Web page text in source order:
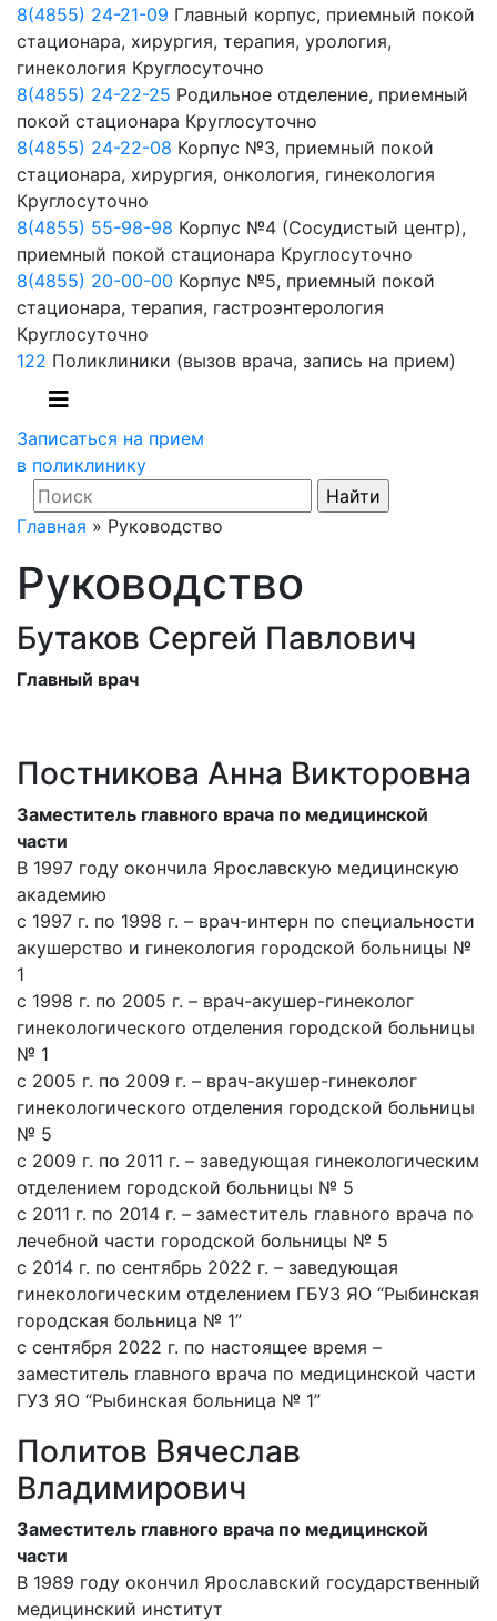
8(4855) 24-21-09 Главный корпус, приемный покой
стационара, хирургия, терапия, урология,
гинекология Круглосуточно
8(4855) 24-22-25 Родильное отделение, приемный
покой стационара Круглосуточно
8(4855) 24-22-08 Корпус №3, приемный покой
стационара, хирургия, онкология, гинекология
Круглосуточно
8(4855) 55-98-98 Корпус №4 (Сосудистый центр),
приемный покой стационара Круглосуточно
8(4855) 20-00-00 Корпус №5, приемный покой
стационара, терапия, гастроэнтерология
Круглосуточно
122 Поликлиники (вызов врача, запись на прием)
Записаться на прием
в поликлинику
Главная » Руководство
Руководство
Бутаков Сергей Павлович
Главный врач
Постникова Анна Викторовна
Заместитель главного врача по медицинской
части
В 1997 году окончила Ярославскую медицинскую
академию
с 1997 г. по 1998 г. – врач-интерн по специальности
акушерство и гинекология городской больницы №
1
с 1998 г. по 2005 г. – врач-акушер-гинеколог
гинекологического отделения городской больницы
№ 1
с 2005 г. по 2009 г. – врач-акушер-гинеколог
гинекологического отделения городской больницы
№ 5
с 2009 г. по 2011 г. – заведующая гинекологическим
отделением городской больницы № 5
с 2011 г. по 2014 г. – заместитель главного врача по
лечебной части городской больницы № 5
с 2014 г. по сентябрь 2022 г. – заведующая
гинекологическим отделением ГБУЗ ЯО “Рыбинская
городская больница № 1”
с сентября 2022 г. по настоящее время –
заместитель главного врача по медицинской части
ГУЗ ЯО “Рыбинская больница № 1”
Политов Вячеслав
Владимирович
Заместитель главного врача по медицинской
части
В 1989 году окончил Ярославский государственный
медицинский институт